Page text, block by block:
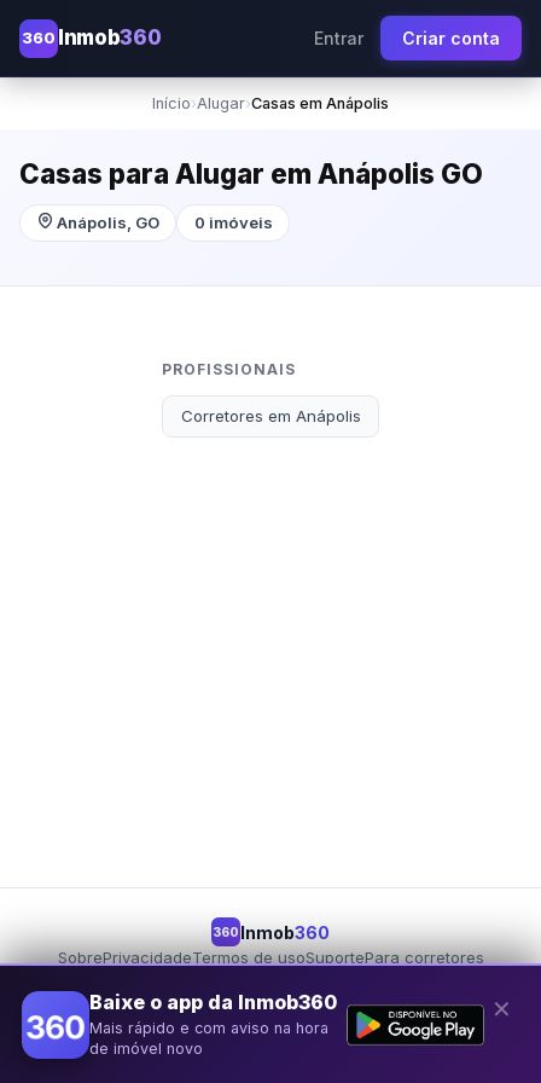
360 Inmob360 Entrar Criar conta
Início›Alugar›Casas em Anápolis
Casas para Alugar em Anápolis GO
Anápolis, GO 0 imóveis
PROFISSIONAIS
Corretores em Anápolis
360 Inmob360
SobrePrivacidadeTermos de usoSuportePara corretores
Baixe o app da Inmob360
Mais rápido e com aviso na hora
de imóvel novo
✕